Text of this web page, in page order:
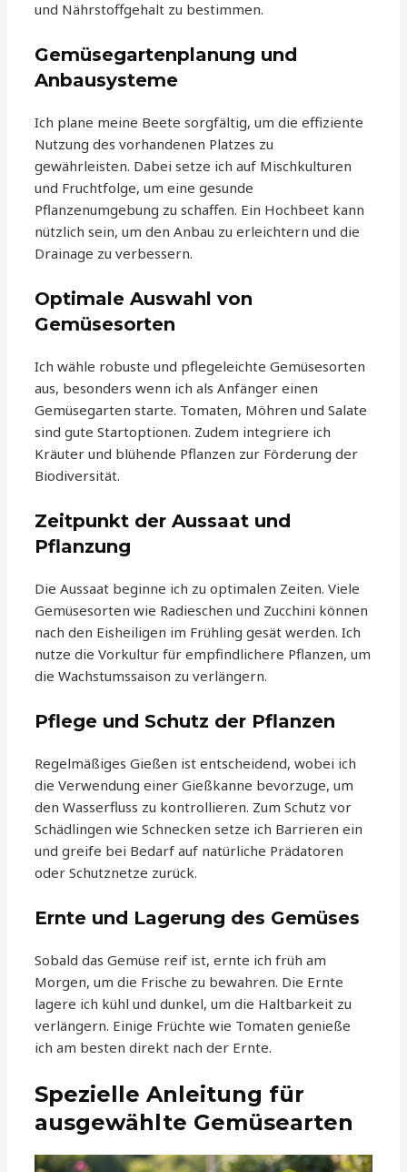
und Nährstoffgehalt zu bestimmen.
Gemüsegartenplanung und
Anbausysteme
Ich plane meine Beete sorgfältig, um die effiziente
Nutzung des vorhandenen Platzes zu
gewährleisten. Dabei setze ich auf Mischkulturen
und Fruchtfolge, um eine gesunde
Pflanzenumgebung zu schaffen. Ein Hochbeet kann
nützlich sein, um den Anbau zu erleichtern und die
Drainage zu verbessern.
Optimale Auswahl von
Gemüsesorten
Ich wähle robuste und pflegeleichte Gemüsesorten
aus, besonders wenn ich als Anfänger einen
Gemüsegarten starte. Tomaten, Möhren und Salate
sind gute Startoptionen. Zudem integriere ich
Kräuter und blühende Pflanzen zur Förderung der
Biodiversität.
Zeitpunkt der Aussaat und
Pflanzung
Die Aussaat beginne ich zu optimalen Zeiten. Viele
Gemüsesorten wie Radieschen und Zucchini können
nach den Eisheiligen im Frühling gesät werden. Ich
nutze die Vorkultur für empfindlichere Pflanzen, um
die Wachstumssaison zu verlängern.
Pflege und Schutz der Pflanzen
Regelmäßiges Gießen ist entscheidend, wobei ich
die Verwendung einer Gießkanne bevorzuge, um
den Wasserfluss zu kontrollieren. Zum Schutz vor
Schädlingen wie Schnecken setze ich Barrieren ein
und greife bei Bedarf auf natürliche Prädatoren
oder Schutznetze zurück.
Ernte und Lagerung des Gemüses
Sobald das Gemüse reif ist, ernte ich früh am
Morgen, um die Frische zu bewahren. Die Ernte
lagere ich kühl und dunkel, um die Haltbarkeit zu
verlängern. Einige Früchte wie Tomaten genieße
ich am besten direkt nach der Ernte.
Spezielle Anleitung für
ausgewählte Gemüsearten